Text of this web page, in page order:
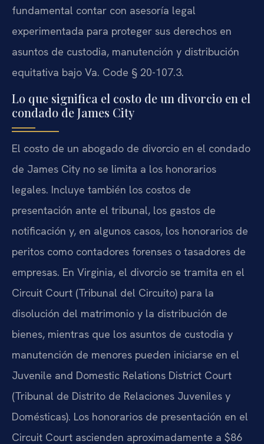
fundamental contar con asesoría legal
experimentada para proteger sus derechos en
asuntos de custodia, manutención y distribución
equitativa bajo Va. Code § 20-107.3.
Lo que significa el costo de un divorcio en el
condado de James City
El costo de un abogado de divorcio en el condado
de James City no se limita a los honorarios
legales. Incluye también los costos de
presentación ante el tribunal, los gastos de
notificación y, en algunos casos, los honorarios de
peritos como contadores forenses o tasadores de
empresas. En Virginia, el divorcio se tramita en el
Circuit Court (Tribunal del Circuito) para la
disolución del matrimonio y la distribución de
bienes, mientras que los asuntos de custodia y
manutención de menores pueden iniciarse en el
Juvenile and Domestic Relations District Court
(Tribunal de Distrito de Relaciones Juveniles y
Domésticas). Los honorarios de presentación en el
Circuit Court ascienden aproximadamente a $86